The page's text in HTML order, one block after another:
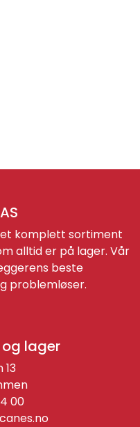
komplett sortiment
alltid er på lager. Vår
beste
problemløser.
lager
13
00